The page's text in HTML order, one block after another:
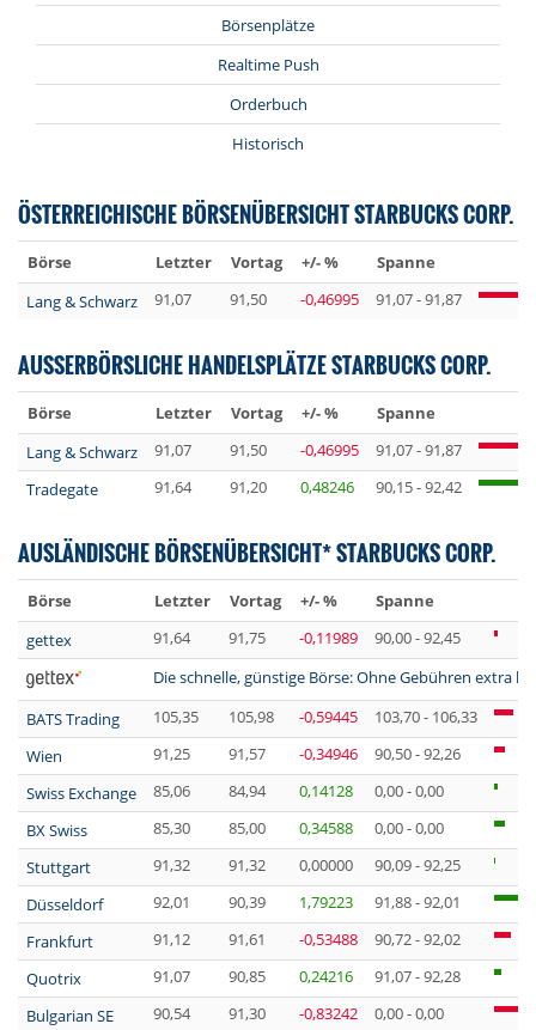
Börsenplätze
Realtime Push
Orderbuch
Historisch
ÖSTERREICHISCHE BÖRSENÜBERSICHT STARBUCKS CORP.
Börse Letzter Vortag +/- %
Spanne
Lang & Schwarz
91,07 91,50 -0,46995 91,07 - 91,87
AUSSERBÖRSLICHE HANDELSPLÄTZE STARBUCKS CORP.
Börse Letzter Vortag +/- %
Spanne
Lang & Schwarz
91,07 91,50 -0,46995
91,07 - 91,87
Tradegate
91,64 91,20 0,48246 90,15 - 92,42
AUSLÄNDISCHE BÖRSENÜBERSICHT* STARBUCKS CORP.
Börse Letzter Vortag +/- %
Spanne
gettex
91,64 91,75 -0,11989
90,00 - 92,45
Die schnelle, günstige Börse: Ohne Gebühren extra
BATS Trading
105,35 105,98 -0,59445
103,70 - 106,33
Wien
91,25 91,57 -0,34946
90,50 - 92,26
Swiss Exchange
85,06 84,94 0,14128
0,00 - 0,00
BX Swiss
85,30 85,00 0,34588
0,00 - 0,00
Stuttgart
91,32 91,32 0,00000
90,09 - 92,25
Düsseldorf
92,01 90,39 1,79223
91,88 - 92,01
Frankfurt
91,12 91,61 -0,53488
90,72 - 92,02
Quotrix
91,07 90,85 0,24216
91,07 - 92,28
Bulgarian SE
90,54 91,30 -0,83242
0,00 - 0,00